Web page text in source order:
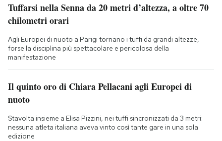
Tuffarsi nella Senna da 20 metri d’altezza, a oltre 70
chilometri orari
Agli Europei di nuoto a Parigi tornano i tuffi da grandi altezze,
forse la disciplina più spettacolare e pericolosa della
manifestazione
Il quinto oro di Chiara Pellacani agli Europei di
nuoto
Stavolta insieme a Elisa Pizzini, nei tuffi sincronizzati da 3 metri:
nessuna atleta italiana aveva vinto così tante gare in una sola
edizione